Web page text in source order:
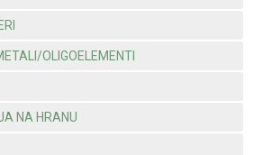
OLIGOELEMENTI
NA HRANU